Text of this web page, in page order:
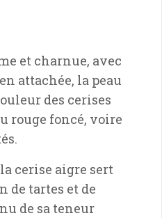
et charnue, avec
attachée, la peau
des cerises
rouge foncé, voire
cerise aigre sert
de tartes et de
de sa teneur